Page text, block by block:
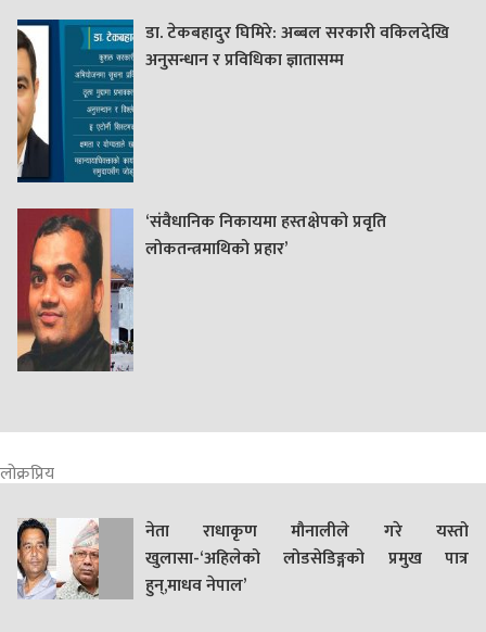
डा. टेकबहादुर घिमिरे: अब्बल सरकारी वकिलदेखि
अनुसन्धान र प्रविधिका ज्ञातासम्म
‘संवैधानिक निकायमा हस्तक्षेपको प्रवृति
लोकतन्त्रमाथिको प्रहार’
लोक्रप्रिय
नेता राधाकृण मौनालीले गरे यस्तो
खुलासा-‘अहिलेको लोडसेडिङ्गको प्रमुख पात्र
हुन्,माधव नेपाल’